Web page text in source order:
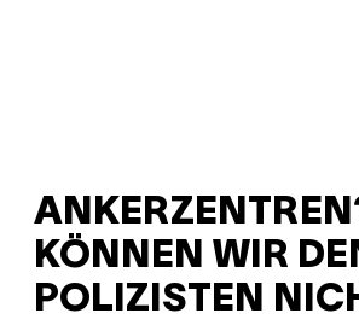
KÖNNEN WIR
POLIZISTEN